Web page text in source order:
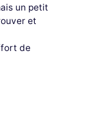
un petit
et
de